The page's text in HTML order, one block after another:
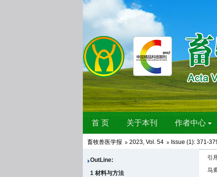
畜牧兽医学报 2023, Vol. 54 Issue (1): 371-
OutLine:
1 材料与方法
引
马